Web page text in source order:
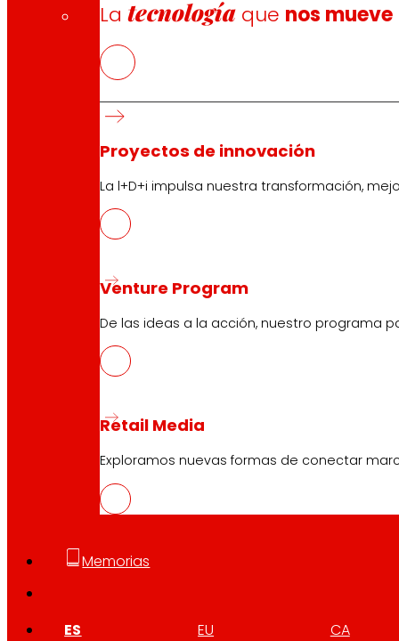
Latecnología que nos mueve
Proyectos de innovación
La l+D+i impulsa nuestra transformación,
Venture Program
De las ideas a la acción, nuestro programa
Retail Media
Exploramos nuevas formas de conectar
Memorias
ES EU CA